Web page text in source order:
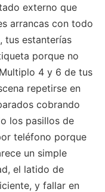
externo que
arrancas con todo
tus estanterías
porque no
4 y 6 de tus
repetirse en
cobrando
los pasillos de
teléfono porque
un simple
el latido de
y fallar en